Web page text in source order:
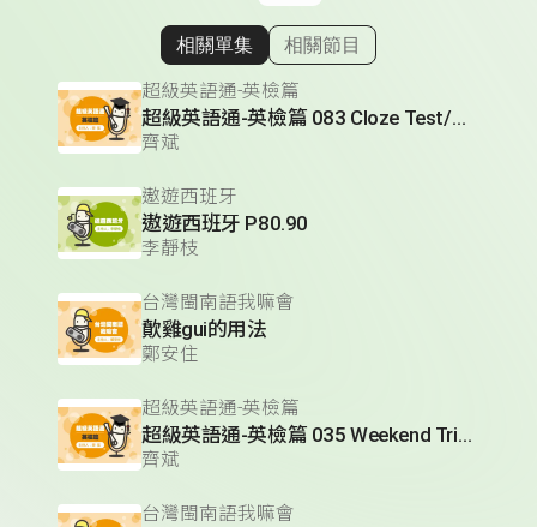
顯示相關單集
相關單集 相關節目
超級英語通-英檢篇
超級英語通-英檢篇 083 Cloze Test/段落填空-13
齊斌
遨遊西班牙
遨遊西班牙 P80.90
李靜枝
台灣閩南語我嘛會
歕雞gui的用法
鄭安住
超級英語通-英檢篇
超級英語通-英檢篇 035 Weekend Trip- 週末旅遊
齊斌
台灣閩南語我嘛會